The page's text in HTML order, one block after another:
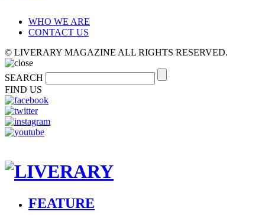
WHO WE ARE
CONTACT US
© LIVERARY MAGAZINE ALL RIGHTS RESERVED.
SEARCH
FIND US
FEATURE